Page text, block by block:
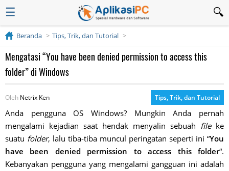
☰
Beranda Tips, Trik, dan Tutorial
Mengatasi “You have been denied permission to access this
folder” di Windows
Oleh Netrix Ken Tips, Trik, dan Tutorial
Anda pengguna OS Windows? Mungkin Anda pernah
mengalami kejadian saat hendak menyalin sebuah fileke
suatu folder, lalu tiba-tiba muncul peringatan seperti ini “You
have been denied permission to access this folder“.
Kebanyakan pengguna yang mengalami gangguan ini adalah